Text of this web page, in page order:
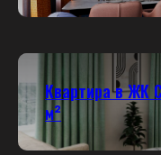
Квартира в ЖК
м²